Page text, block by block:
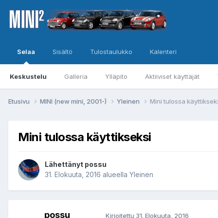
Selaa
Keskustelu Galleria Ylläpito Aktiiviset käyttäjät
Sisältö Tulostaulukko Kalenteri
Etusivu MINI (new mini, 2001-) Yleinen Mini tulossa
Mini tulossa käyttikseksi
Lähettänyt possu
31. Elokuuta, 2016 alueella Yleinen
possu Kirjoitettu 31. Elokuuta, 2016